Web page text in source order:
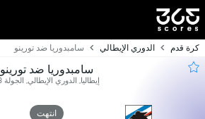
كرة قدم الدوري الإيطالي سامبدوريا ضد تورينو
سامبدوريا ضد تورينو
إيطاليا, الدوري الإيطالي, الجولة 33
انتهت